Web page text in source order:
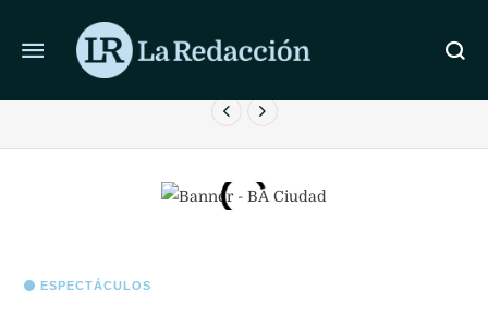
ÚLTIMAS NOTICIAS
LA JUSTICIA RECHAZÓ LEVANTAR LA PERIMETRAL A
ESPECTÁCULOS